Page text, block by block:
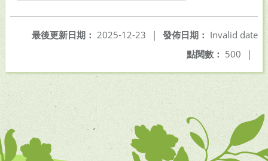
發佈日期： Invalid date
最後更新日期： 2025-12-23
|
點閱數： 500 |